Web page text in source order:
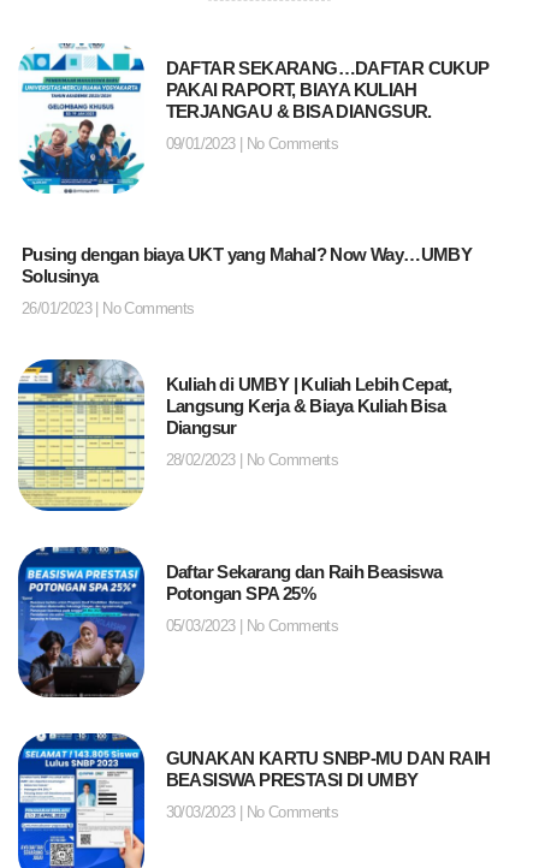
DAFTAR SEKARANG…DAFTAR CUKUP
PAKAI RAPORT, BIAYA KULIAH
TERJANGAU & BISA DIANGSUR.
09/01/2023 No Comments
Pusing dengan biaya UKT yang Mahal? Now Way…UMBY
Solusinya
26/01/2023 No Comments
Kuliah di UMBY | Kuliah Lebih Cepat,
Langsung Kerja & Biaya Kuliah Bisa
Diangsur
28/02/2023 No Comments
Daftar Sekarang dan Raih Beasiswa
Potongan SPA 25%
05/03/2023 No Comments
GUNAKAN KARTU SNBP-MU DAN RAIH
BEASISWA PRESTASI DI UMBY
30/03/2023 No Comments